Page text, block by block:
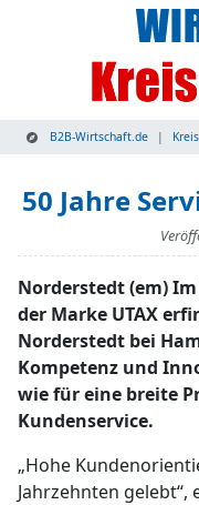
B2B-Wirtschaft.de
50 Jahre
Norderstedt (em)
der Marke UTAX
Norderstedt bei
Kompetenz und
wie für eine breite
Kundenservice.
„Hohe
Jahrzehnten